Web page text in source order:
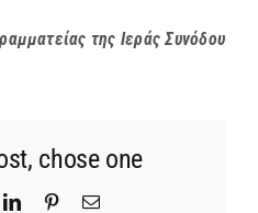
της Ιεράς Συνόδου
chose one
LinkedInPinterestEmail